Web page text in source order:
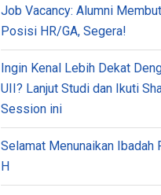
Job Vacancy: Alumni
Posisi HR/GA, Segera!
Ingin Kenal Lebih Dekat
UII? Lanjut Studi dan Ikuti
Session ini
Selamat Menunaikan Ibadah
H